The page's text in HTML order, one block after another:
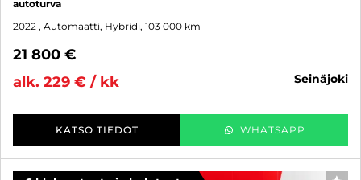
autoturva
2022 , Automaatti, Hybridi, 103 000 km
21 800 €
alk. 229 € / kk
seinäjoki
KATSO TIEDOT WHATSAPP